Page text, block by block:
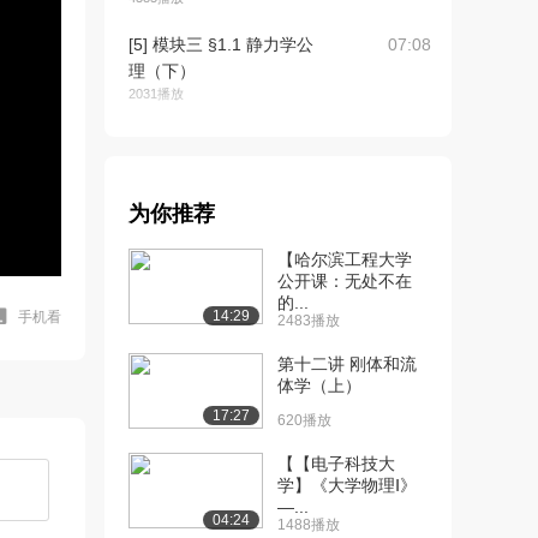
手机看
[5] 模块三 §1.1 静力学公
理（下）
2031播放
07:08
束力（下...
[8] 模块三 §1.3 物体的受
力分析和...
[9] 模块三 §1.3 物体的受
力分析和...
1854播放
[10] 模块一 §1.2 约束和约
为你推荐
14:29
【哈尔滨工程大学
公开课：无处不在
的...
2483播放
17:27
第十二讲 刚体和流
体学（上）
620播放
04:24
【【电子科技大
学】《大学物理Ⅰ》
—...
1488播放